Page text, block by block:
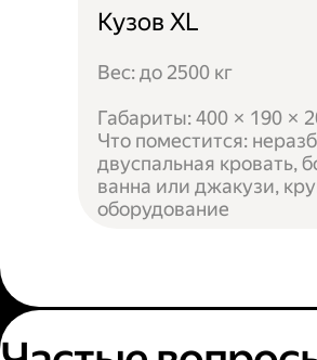
Кузов XL
Вес: до 2500 кг
Габариты: 400 × 190 ×
Что поместится:
двуспальная кровать,
ванна или джакузи,
оборудование